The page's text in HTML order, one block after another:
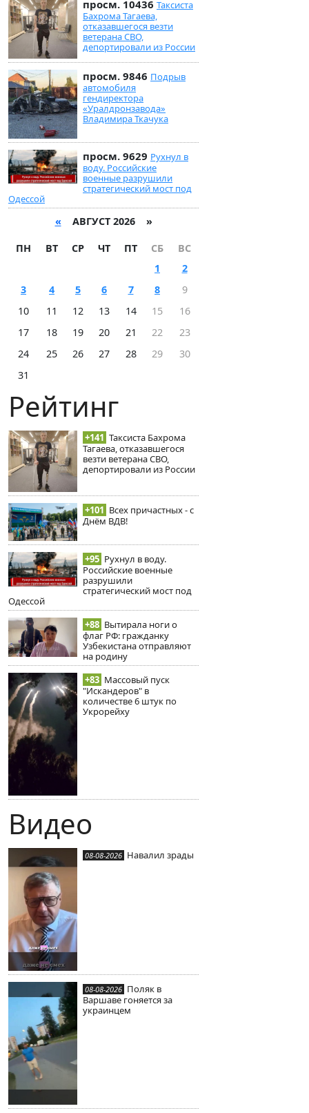
просм. 10436 Таксиста
Бахрома Тагаева,
отказавшегося везти
ветерана СВО,
депортировали из России
просм. 9846 Подрыв
автомобиля
гендиректора
«Уралдронзавода»
Владимира Ткачука
просм. 9629 Рухнул в
воду. Российские
военные разрушили
стратегический мост под
Одессой
« АВГУСТ 2026 »
ПН ВТ СР ЧТ ПТ СБ
ВС
1
2
3
4 5 6 7 8
9
10
11 12 13 14 15
16
17
18 19 20 21 22
23
24
25 26 27 28 29
30
31
Рейтинг
+141 Таксиста Бахрома
Тагаева, отказавшегося
везти ветерана СВО,
депортировали из России
+101 Всех причастных - с
Днём ВДВ!
+95 Рухнул в воду.
Российские военные
разрушили
стратегический мост под
Одессой
+88 Вытирала ноги о
флаг РФ: гражданку
Узбекистана отправляют
на родину
+83 Массовый пуск
"Искандеров" в
количестве 6 штук по
Укрорейху
Видео
08-08-2026 Навалил зрады
08-08-2026 Поляк в
Варшаве гоняется за
украинцем